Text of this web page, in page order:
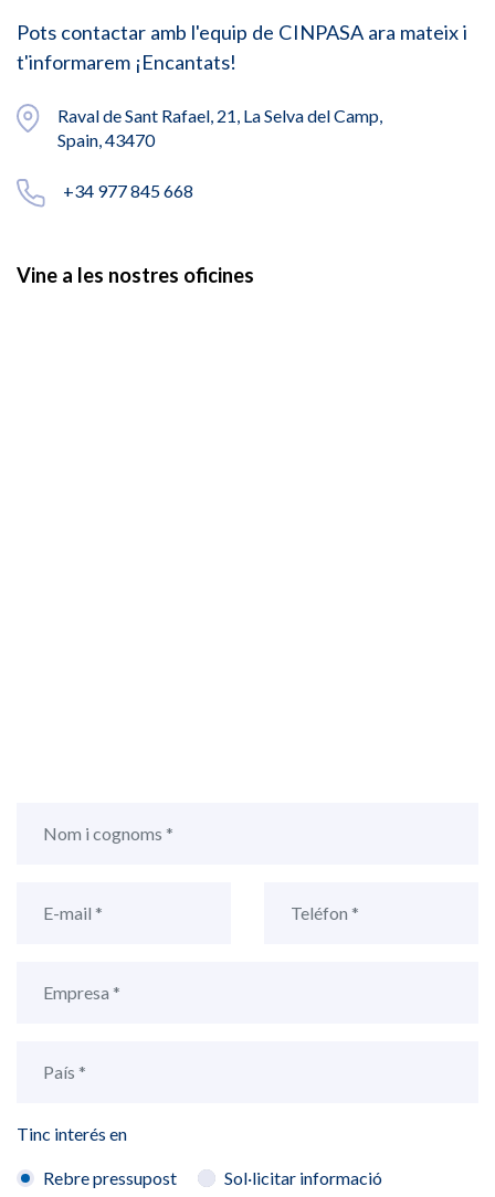
Pots contactar amb l'equip de CINPASA ara mateix i
t'informarem ¡Encantats!
Raval de Sant Rafael, 21, La Selva del Camp,
Spain, 43470
+34 977 845 668
Vine a les nostres oficines
Tinc interés en
Rebre pressupost Sol·licitar informació